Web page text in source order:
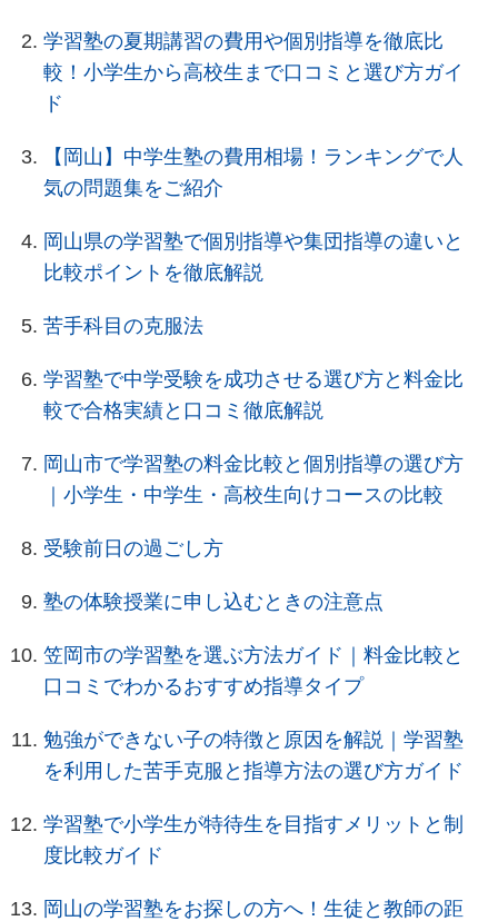
学習塾の夏期講習の費用や個別指導を徹底比
較！小学生から高校生まで口コミと選び方ガイ
ド
【岡山】中学生塾の費用相場！ランキングで人
気の問題集をご紹介
岡山県の学習塾で個別指導や集団指導の違いと
比較ポイントを徹底解説
苦手科目の克服法
学習塾で中学受験を成功させる選び方と料金比
較で合格実績と口コミ徹底解説
岡山市で学習塾の料金比較と個別指導の選び方
｜小学生・中学生・高校生向けコースの比較
受験前日の過ごし方
塾の体験授業に申し込むときの注意点
笠岡市の学習塾を選ぶ方法ガイド｜料金比較と
口コミでわかるおすすめ指導タイプ
勉強ができない子の特徴と原因を解説｜学習塾
を利用した苦手克服と指導方法の選び方ガイド
学習塾で小学生が特待生を目指すメリットと制
度比較ガイド
岡山の学習塾をお探しの方へ！生徒と教師の距